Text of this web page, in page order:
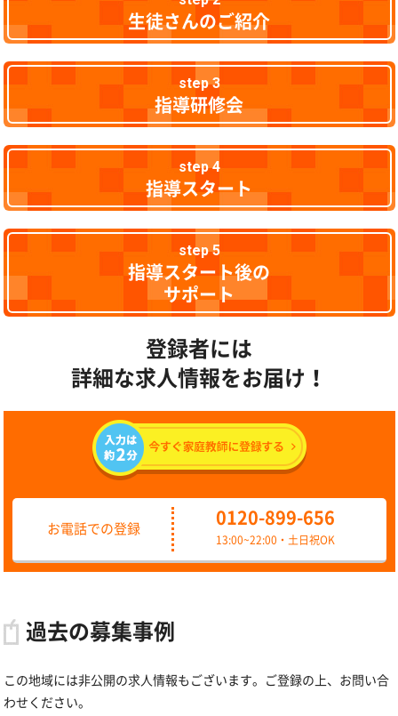
生徒さんのご紹介
step 3
指導研修会
step 4
指導スタート
step 5
指導スタート後の
サポート
登録者には
詳細な求人情報をお届け！
お電話での登録
0120-899-656
13:00~22:00・土日祝OK
過去の募集事例
この地域には非公開の求人情報もございます。ご登録の上、お問い合
わせください。